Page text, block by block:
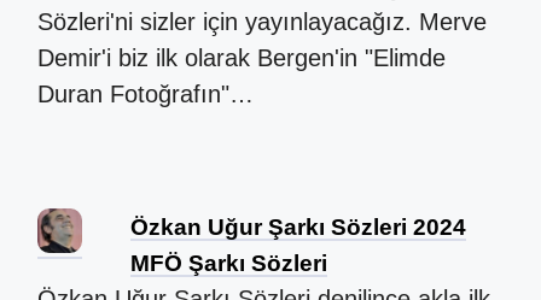
Sözleri'ni sizler için yayınlayacağız. Merve
Demir'i biz ilk olarak Bergen'in "Elimde
Duran Fotoğrafın"…
Özkan Uğur Şarkı Sözleri 2024
MFÖ Şarkı Sözleri